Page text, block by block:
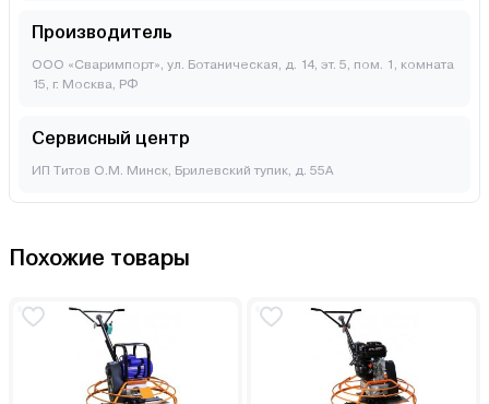
Производитель
ООО «Сваримпорт», ул. Ботаническая, д. 14, эт. 5, пом. 1, комната
15, г. Москва, РФ
Сервисный центр
ИП Титов О.М. Минск, Брилевский тупик, д. 55А
Похожие товары